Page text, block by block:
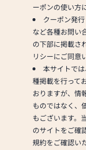
ーポンの使い方
クーポン発
など各種お問い
の下部に掲載さ
リシーにご同意
本サイトで
種掲載を行って
おりますが、情
ものではなく、
もございます。
のサイトをご確
規約をご確認い